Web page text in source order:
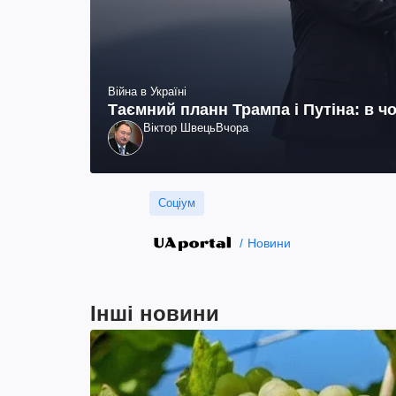
Війна в Україні
Таємний планн Трампа і Путіна: в
Віктор ШвецьВчора
Соціум
Новини
Інші новини